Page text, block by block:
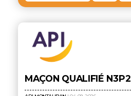
MAÇON QUALIFIÉ N3P2